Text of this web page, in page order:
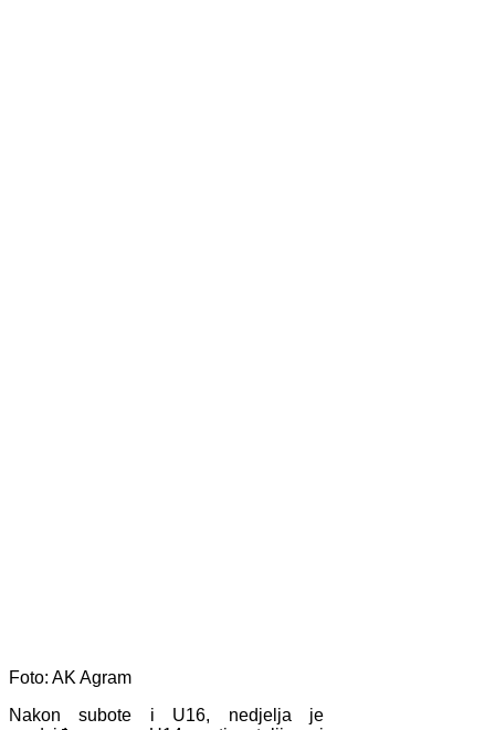
Foto: AK Agram
Nakon subote i U16, nedjelja je